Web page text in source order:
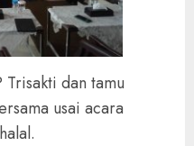
dan tamu
usai acara